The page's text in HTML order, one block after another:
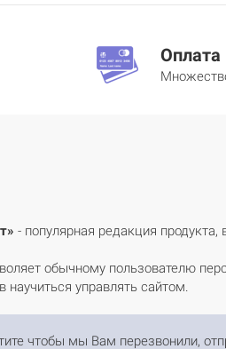
Оплата
- популярная редакция
обычному пользователю
управлять сайтом.
чтобы мы Вам перезвонили,